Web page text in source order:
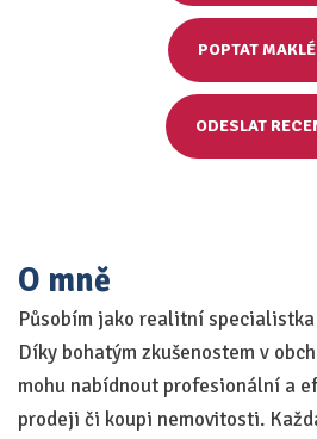
POPTAT
ODESLAT
O mně
Působím jako realitní
Díky bohatým zkušenostem v
mohu nabídnout profesionální a
prodeji či koupi nemovitosti.